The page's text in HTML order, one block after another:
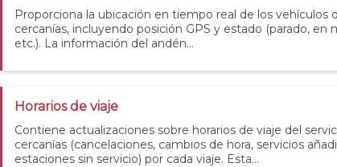
Proporciona la ubicación en tiempo real de los vehículos
cercanías, incluyendo posición GPS y estado (parado, en
etc.). La información del andén...
Horarios de viaje
Contiene actualizaciones sobre horarios de viaje del
cercanías (cancelaciones, cambios de hora, servicios
estaciones sin servicio) por cada viaje. Esta...